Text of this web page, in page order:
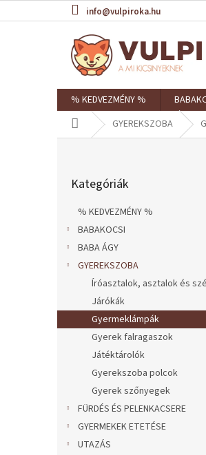
a
info@vulpiroka.hu
% KEDVEZMÉNY %
KezdőlapGYEREKSZOBA
l
átugrása
Kategóriák
% KEDVEZMÉNY %
BABAKOCSI
BABA ÁGY
GYEREKSZOBA
Íróasztalok, asztalok és
Járókák
Gyermeklámpák
Gyerek falragaszok
Játéktárolók
Gyerekszoba polcok
Gyerek szőnyegek
FÜRDÉS ÉS PELENKACSERE
GYERMEKEK ETETÉSE
UTAZÁS